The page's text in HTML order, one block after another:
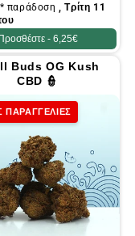
παράδοση
, Τρίτη 11
- 6,25€
Buds OG Kush
CBD 👮
ΠΑΡΑΓΓΕΛΙΕΣ